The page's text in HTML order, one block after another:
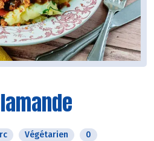
Végétarien 0